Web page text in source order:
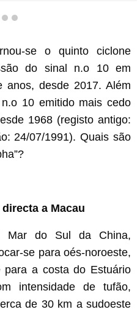
3 4
se o quinto ciclone
do sinal n.o 10 em
anos, desde 2017. Além
10 emitido mais cedo
1968 (registo antigo:
24/07/1991). Quais são
a Macau
Mar do Sul da China,
se para oés-noroeste,
para a costa do Estuário
intensidade de tufão,
de 30 km a sudoeste